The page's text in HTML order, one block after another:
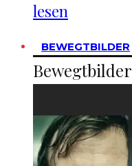
lesen
BEWEGTBILDER
Bewegtbilder